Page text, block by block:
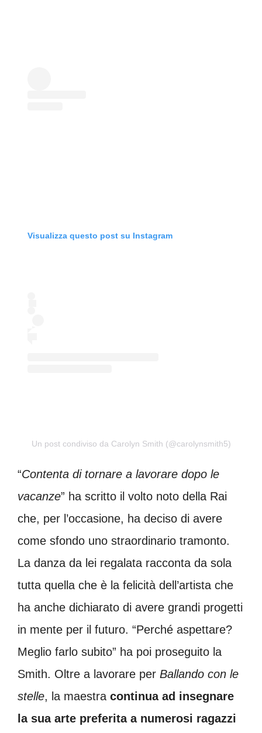
Visualizza questo post su Instagram
Un post condiviso da Carolyn Smith (@carolynsmith5)
“Contenta di tornare a lavorare dopo le
vacanze” ha scritto il volto noto della Rai
che, per l’occasione, ha deciso di avere
come sfondo uno straordinario tramonto.
La danza da lei regalata racconta da sola
tutta quella che è la felicità dell’artista che
ha anche dichiarato di avere grandi progetti
in mente per il futuro. “Perché aspettare?
Meglio farlo subito” ha poi proseguito la
Smith. Oltre a lavorare per Ballando con le
stelle, la maestra continua ad insegnare
la sua arte preferita a numerosi ragazzi